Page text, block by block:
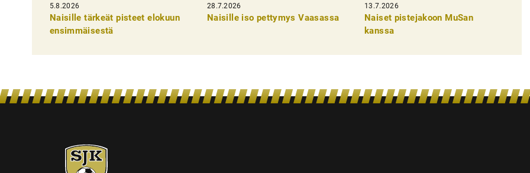
k
e
n
5.8.2026
Naisille tärkeät pisteet elokuun
ensimmäisestä
28.7.2026
Naisille iso pettymys Vaasassa
13.7.2026
Naiset pistejakoon MuSan
kanssa
SJK-
juniorit